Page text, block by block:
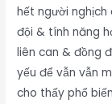
hết người nghịch
đội & tính năng
liên can & đồng
yếu để vẫn vẫn
cho thấy phổ